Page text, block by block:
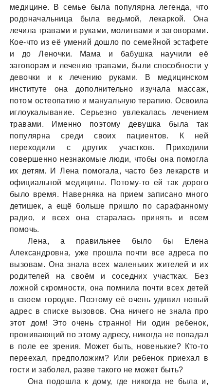
медицине. В семье была популярна легенда, что
родоначальница была ведьмой, лекаркой. Она
лечила травами и руками, молитвами и заговорами.
Кое-что из её умений дошло по семейной эстафете
и до Леночки. Мама и бабушка научили её
заговорам и лечению травами, были способности у
девочки и к лечению руками. В медицинском
институте она дополнительно изучала массаж,
потом остеопатию и мануальную терапию. Освоила
иглоукалывание. Серьезно увлекалась лечением
травами. Именно поэтому девушка была так
популярна среди своих пациентов. К ней
переходили с других участков. Приходили
совершенно незнакомые люди, чтобы она помогла
их детям. И Лена помогала, часто без лекарств и
официальной медицины. Потому-то ей так дорого
было время. Наверняка на прием записано много
детишек, а ещё больше пришло по сарафанному
радио, и всех она старалась принять и всем
помочь.
Лена, а правильнее было бы Елена
Александровна, уже прошла почти все адреса по
вызовам. Она знала всех маленьких жителей и их
родителей на своём и соседних участках. Без
ложной скромности, она помнила почти всех детей
в своем городке. Поэтому её очень удивил новый
адрес в списке вызовов. Она ничего не знала про
этот дом! Это очень странно! Ни один ребенок,
проживающий по этому адресу, никогда не попадал
в поле ее зрения. Может быть, новенькие? Кто-то
переехал, предположим? Или ребенок приехал в
гости и заболел, разве такого не может быть?
Она подошла к дому, где никогда не была и,